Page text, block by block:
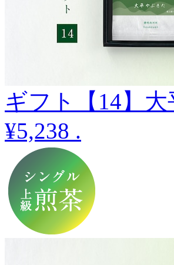
ギフト【14】
¥5,238 .